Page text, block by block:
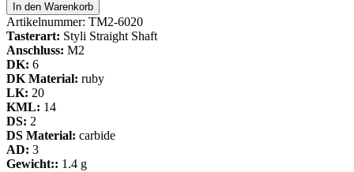
In den Warenkorb
Artikelnummer: TM2-6020
Tasterart: Styli Straight Shaft
Anschluss: M2
DK: 6
DK Material: ruby
LK: 20
KML: 14
DS: 2
DS Material: carbide
AD: 3
Gewicht:: 1.4 g